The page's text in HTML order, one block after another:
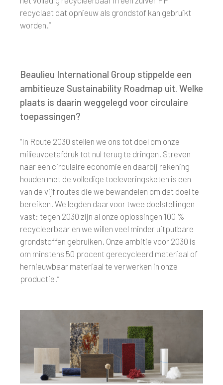
recyclaat dat opnieuw als grondstof kan gebruikt
worden.”
Beaulieu International Group stippelde een
ambitieuze Sustainability Roadmap uit. Welke
plaats is daarin weggelegd voor circulaire
toepassingen?
“In Route 2030 stellen we ons tot doel om onze
milieuvoetafdruk tot nul terug te dringen. Streven
naar een circulaire economie en daarbij rekening
houden met de volledige toeleveringsketen is een
van de vijf routes die we bewandelen om dat doel te
bereiken. We legden daarvoor twee doelstellingen
vast: tegen 2030 zijn al onze oplossingen 100 %
recycleerbaar en we willen veel minder uitputbare
grondstoffen gebruiken. Onze ambitie voor 2030 is
om minstens 50 procent gerecycleerd materiaal of
hernieuwbaar materiaal te verwerken in onze
productie.”